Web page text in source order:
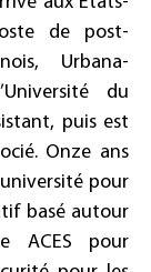
de post-
Urbana-
du
puis est
Onze ans
pour
basé autour
ACES pour